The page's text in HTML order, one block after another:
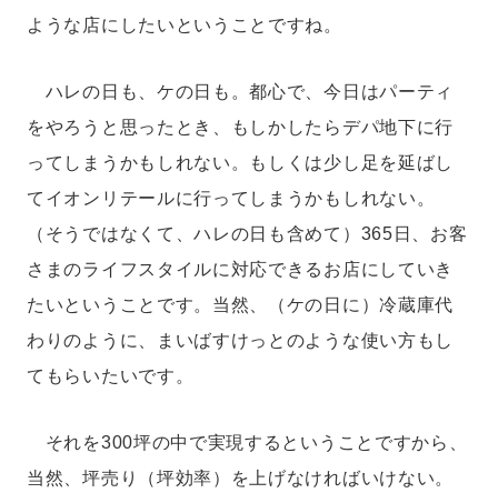
ような店にしたいということですね。
ハレの日も、ケの日も。都心で、今日はパーティ
をやろうと思ったとき、もしかしたらデパ地下に行
ってしまうかもしれない。もしくは少し足を延ばし
てイオンリテールに行ってしまうかもしれない。
（そうではなくて、ハレの日も含めて）365日、お客
さまのライフスタイルに対応できるお店にしていき
たいということです。当然、（ケの日に）冷蔵庫代
わりのように、まいばすけっとのような使い方もし
てもらいたいです。
それを300坪の中で実現するということですから、
当然、坪売り（坪効率）を上げなければいけない。